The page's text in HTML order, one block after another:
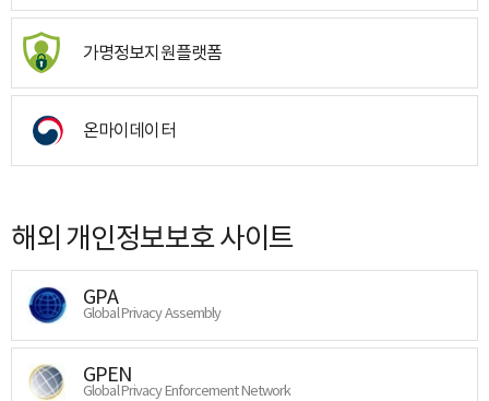
가명정보지원플랫폼
온마이데이터
해외 개인정보보호 사이트
GPA
Global Privacy Assembly
GPEN
Global Privacy Enforcement Network